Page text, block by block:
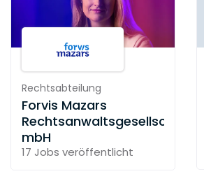
Rechtsabteilung
Forvis Mazars
Rechtsanwaltsgesellschaft
mbH
17 Jobs veröffentlicht